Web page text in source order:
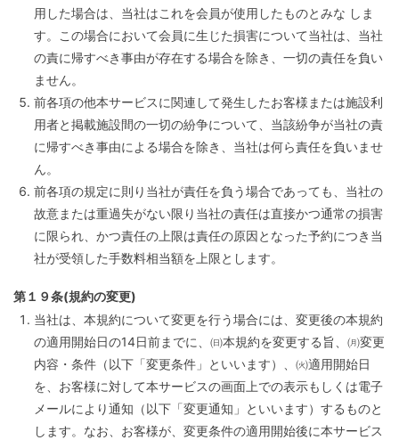
用した場合は、当社はこれを会員が使用したものとみな しま
す。この場合において会員に生じた損害について当社は、当社
の責に帰すべき事由が存在する場合を除き、一切の責任を負い
ません。
前各項の他本サービスに関連して発生したお客様または施設利
用者と掲載施設間の一切の紛争について、当該紛争が当社の責
に帰すべき事由による場合を除き、当社は何ら責任を負いませ
ん。
前各項の規定に則り当社が責任を負う場合であっても、当社の
故意または重過失がない限り当社の責任は直接かつ通常の損害
に限られ、かつ責任の上限は責任の原因となった予約につき当
社が受領した手数料相当額を上限とします。
第１９条(規約の変更)
当社は、本規約について変更を行う場合には、変更後の本規約
の適用開始日の14日前までに、㈰本規約を変更する旨、㈪変更
内容・条件（以下「変更条件」といいます）、㈫適用開始日
を、お客様に対して本サービスの画面上での表示もしくは電子
メールにより通知（以下「変更通知」といいます）するものと
します。なお、お客様が、変更条件の適用開始後に本サービス